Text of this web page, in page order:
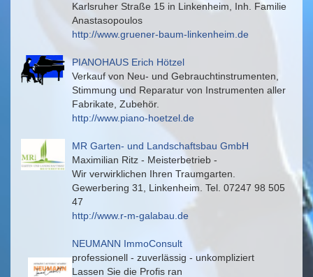
Karlsruher Straße 15 in Linkenheim, Inh. Familie
Anastasopoulos
http://www.gruener-baum-linkenheim.de
PIANOHAUS Erich Hötzel
Verkauf von Neu- und Gebrauchtinstrumenten,
Stimmung und Reparatur von Instrumenten aller
Fabrikate, Zubehör.
http://www.piano-hoetzel.de
MR Garten- und Landschaftsbau GmbH
Maximilian Ritz - Meisterbetrieb -
Wir verwirklichen Ihren Traumgarten.
Gewerbering 31, Linkenheim. Tel. 07247 98 505
47
http://www.r-m-galabau.de
NEUMANN ImmoConsult
professionell - zuverlässig - unkompliziert
Lassen Sie die Profis ran